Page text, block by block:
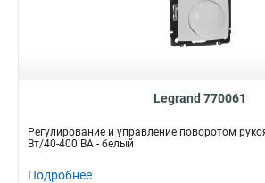
Legrand 770061
Регулирование и управление поворотом
Вт/40-400 ВА - белый
Подробнее